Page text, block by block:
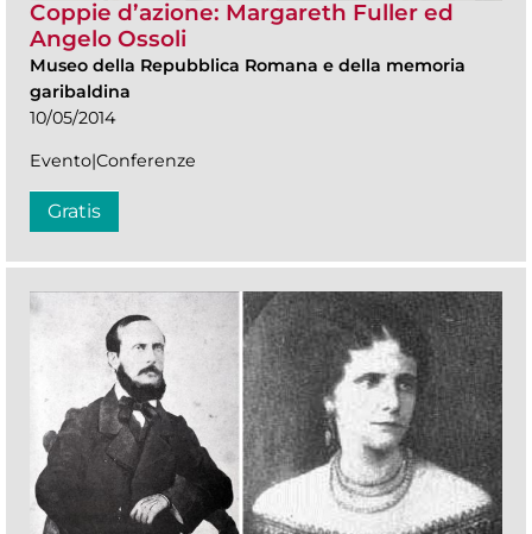
Coppie d’azione: Margareth Fuller ed
Angelo Ossoli
Museo della Repubblica Romana e della memoria
garibaldina
10/05/2014
Evento|Conferenze
Gratis